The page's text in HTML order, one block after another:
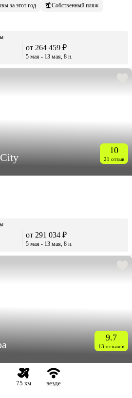
за этот год Собственный пляж
от 264 459 ₽
5 мая - 13 мая, 8 н.
10
21 отзыв
от 291 034 ₽
5 мая - 13 мая, 8 н.
9.7
13 отзывов
75 км
везде